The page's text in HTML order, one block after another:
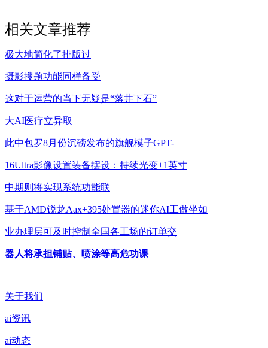
相关文章推荐
极大地简化了排版过
摄影搜题功能同样备受
这对于运营的当下无疑是“落井下石”
大AI医疗立异取
此中包罗8月份沉磅发布的旗舰模子GPT-
16Ultra影像设置装备摆设：持续光变+1英寸
中期则将实现系统功能联
基于AMD锐龙Aax+395处置器的迷你AI工做坐如
业办理层可及时控制全国各工场的订单交
器人将承担铺贴、喷涂等高危功课
关于我们
ai资讯
ai动态